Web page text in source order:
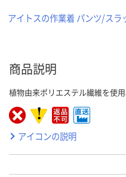
アイトスの作業着 パンツ/スラ
商品説明
植物由来ポリエステル繊維を使用
アイコンの説明